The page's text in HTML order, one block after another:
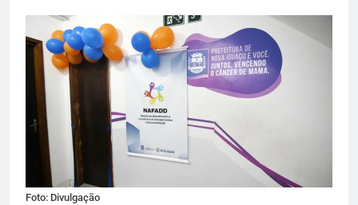
Foto: Divulgação